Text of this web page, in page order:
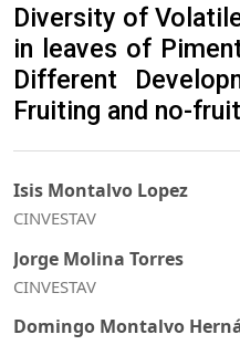
Diversity of
in leaves of
Different
Fruiting and no-
Isis Montalvo Lopez
CINVESTAV
Jorge Molina Torres
CINVESTAV
Domingo Montalvo